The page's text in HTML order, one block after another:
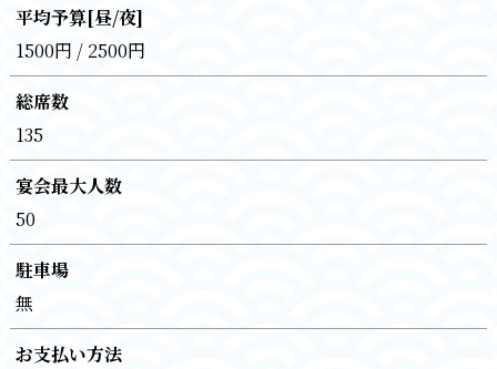
平均予算[昼/夜]
1500円 / 2500円
総席数
135
宴会最大人数
50
駐車場
無
お支払い方法